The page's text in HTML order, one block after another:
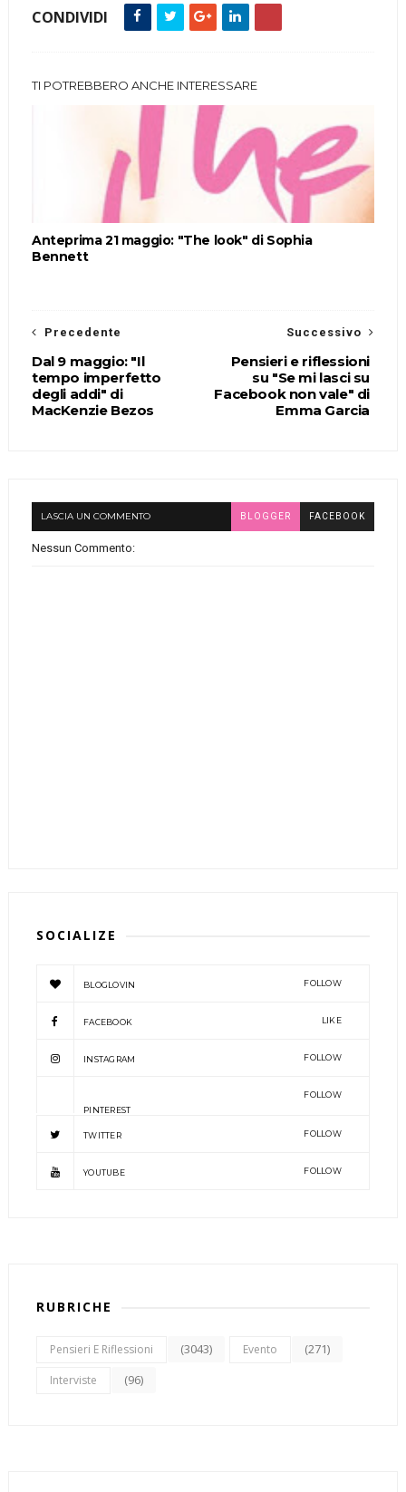
CONDIVIDI
TI POTREBBERO ANCHE INTERESSARE
Anteprima 21 maggio: "The look" di Sophia
Bennett
Successivo
Pensieri e riflessioni
su "Se mi lasci su
Facebook non vale" di
Emma Garcia
Precedente
Dal 9 maggio: "Il
tempo imperfetto
degli addi" di
MacKenzie Bezos
LASCIA UN COMMENTO BLOGGER FACEBOOK
Nessun Commento:
SOCIALIZE
BLOGLOVIN FOLLOW
FACEBOOK LIKE
INSTAGRAM FOLLOW
PINTEREST
FOLLOW
TWITTER FOLLOW
YOUTUBE FOLLOW
RUBRICHE
Pensieri E Riflessioni (3043) Evento (271)
Interviste (96)